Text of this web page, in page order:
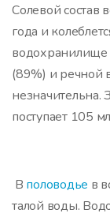
Солевой состав
года и
водохранилище
(89%) и речной
поступает 105
В половодье в
талой воды.